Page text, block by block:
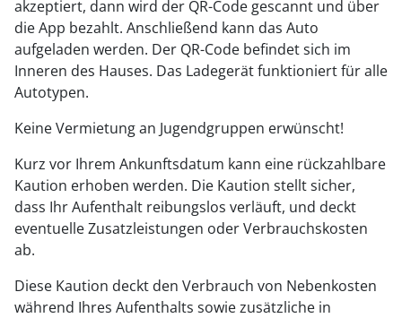
akzeptiert, dann wird der QR-Code gescannt und über
die App bezahlt. Anschließend kann das Auto
aufgeladen werden. Der QR-Code befindet sich im
Inneren des Hauses. Das Ladegerät funktioniert für alle
Autotypen.
Keine Vermietung an Jugendgruppen erwünscht!
Kurz vor Ihrem Ankunftsdatum kann eine rückzahlbare
Kaution erhoben werden. Die Kaution stellt sicher,
dass Ihr Aufenthalt reibungslos verläuft, und deckt
eventuelle Zusatzleistungen oder Verbrauchskosten
ab.
Diese Kaution deckt den Verbrauch von Nebenkosten
während Ihres Aufenthalts sowie zusätzliche in